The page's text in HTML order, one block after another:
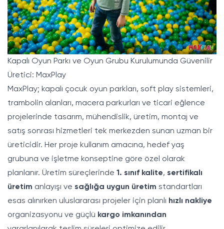
Kapalı Oyun Parkı ve Oyun Grubu Kurulumunda Güvenilir
Üretici: MaxPlay
MaxPlay; kapalı çocuk oyun parkları, soft play sistemleri,
trambolin alanları, macera parkurları ve ticari eğlence
projelerinde tasarım, mühendislik, üretim, montaj ve
satış sonrası hizmetleri tek merkezden sunan uzman bir
üreticidir. Her proje kullanım amacına, hedef yaş
grubuna ve işletme konseptine göre özel olarak
planlanır. Üretim süreçlerinde 1. sınıf kalite, sertifikalı
üretim anlayışı ve sağlığa uygun üretim standartları
esas alınırken uluslararası projeler için planlı hızlı nakliye
organizasyonu ve güçlü kargo imkanından